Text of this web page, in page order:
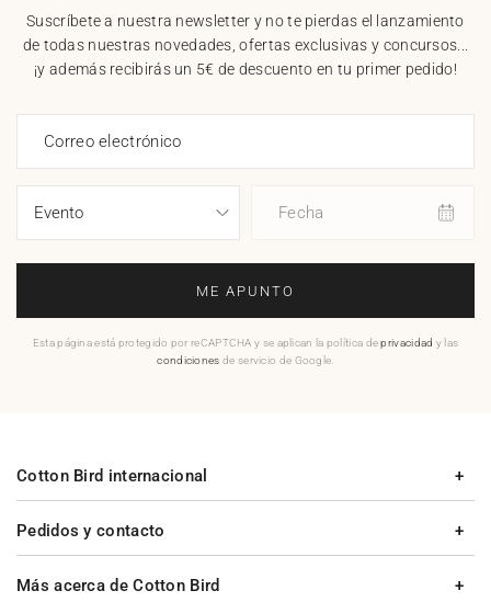
Suscríbete a nuestra newsletter y no te pierdas el lanzamiento
de todas nuestras novedades, ofertas exclusivas y concursos...
¡y además recibirás un 5€ de descuento en tu primer pedido!
Correo electrónico
Fecha
ME APUNTO
Esta página está protegido por reCAPTCHA y se aplican la política deprivacidad y las
condiciones de servicio de Google.
Pedidos y contacto
Más acerca de Cotton Bird
Cotton Bird internacional